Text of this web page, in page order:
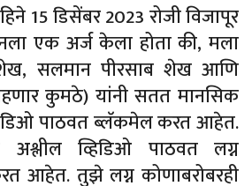
15 डिसेंबर 2023 रोजी विजापूर
एक अर्ज केला होता की, मला
सलमान पीरसाब शेख आणि
कुमठे) यांनी सतत मानसिक
पाठवत ब्लॅकमेल करत आहेत.
अश्लील व्हिडिओ पाठवत लग्न
आहेत. तुझे लग्न कोणाबरोबरही